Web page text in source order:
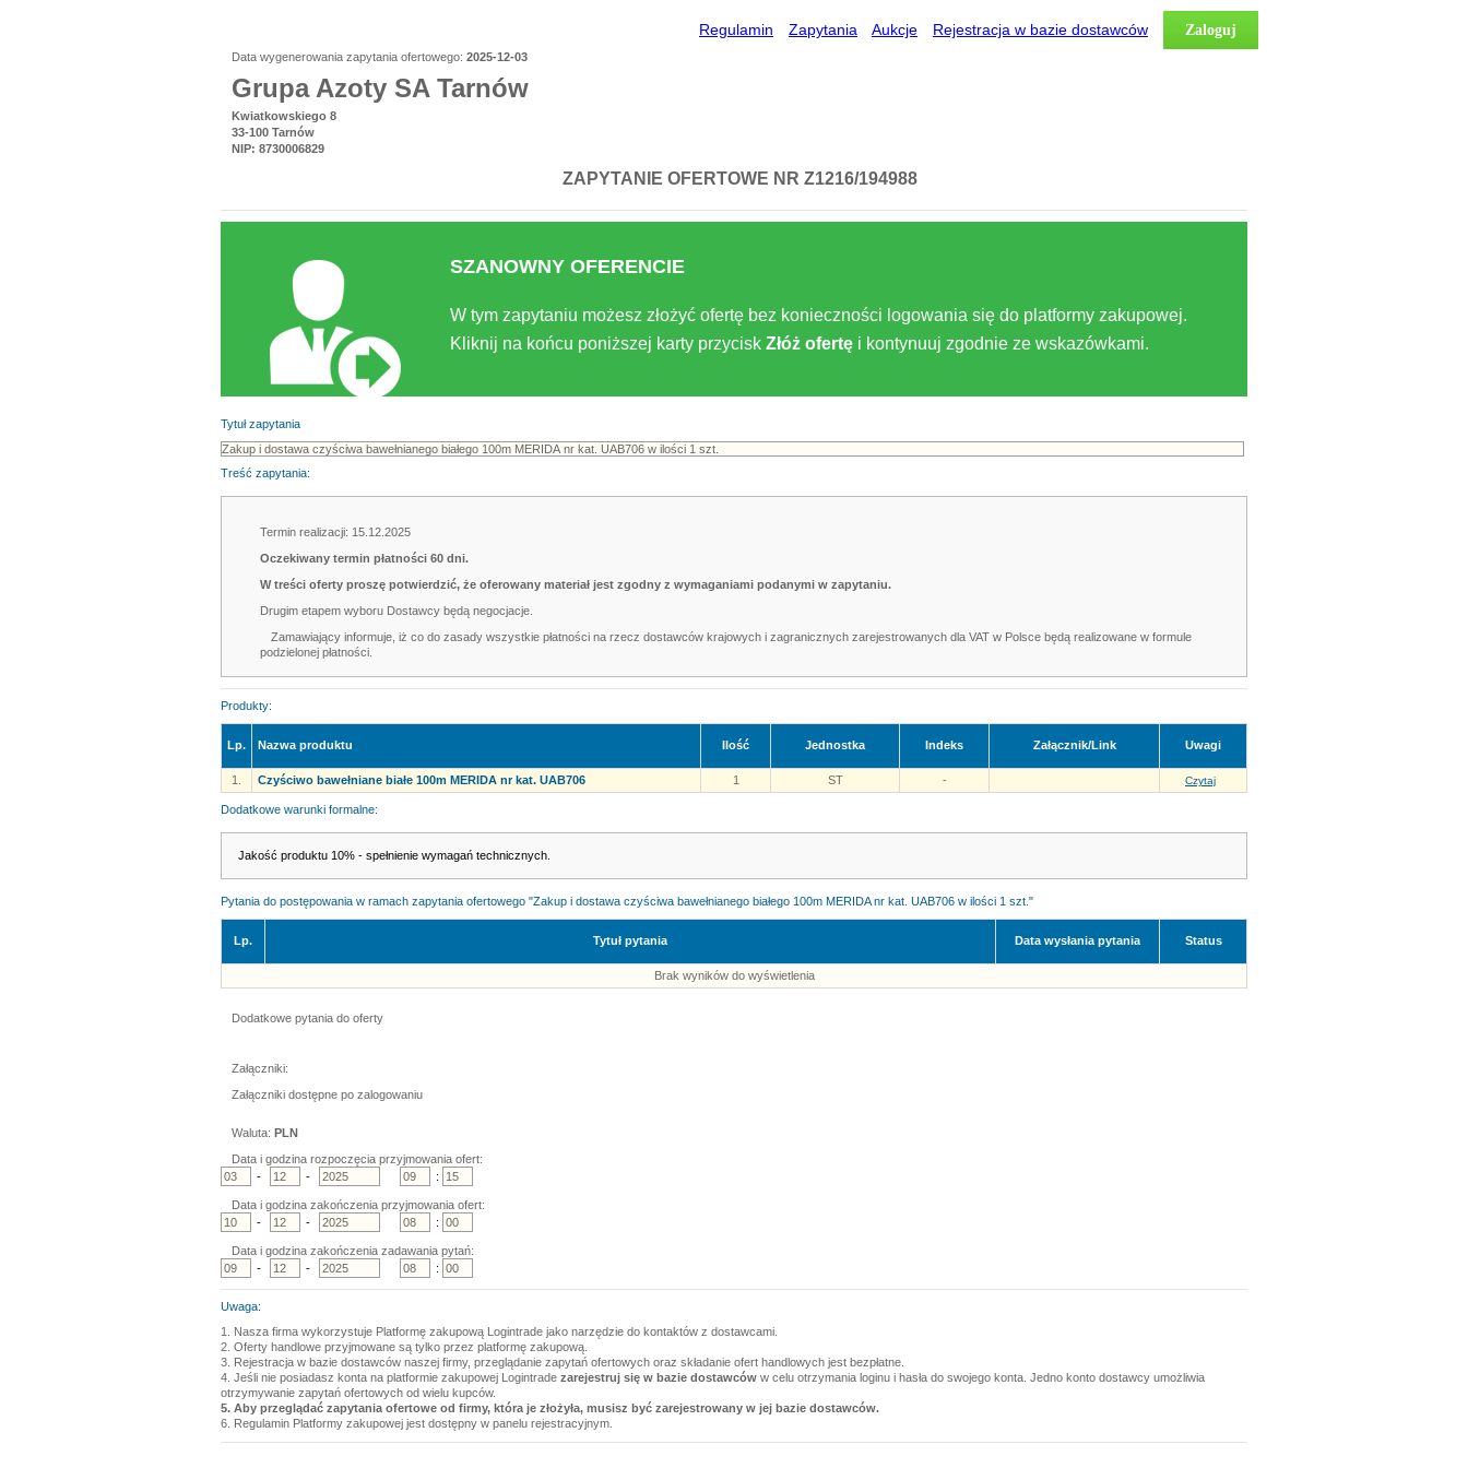
Regulamin Zapytania Aukcje Rejestracja w bazie dostawców Zaloguj
Data wygenerowania zapytania ofertowego: 2025-12-03
Grupa Azoty SA Tarnów
Kwiatkowskiego 8
33-100 Tarnów
NIP: 8730006829
ZAPYTANIE OFERTOWE NR Z1216/194988
SZANOWNY OFERENCIE
W tym zapytaniu możesz złożyć ofertę bez konieczności logowania się do platformy zakupowej.
Kliknij na końcu poniższej karty przycisk Złóż ofertę i kontynuuj zgodnie ze wskazówkami.
Tytuł zapytania
Treść zapytania:
Termin realizacji: 15.12.2025
Oczekiwany termin płatności 60 dni.
W treści oferty proszę potwierdzić, że oferowany materiał jest zgodny z wymaganiami podanymi w zapytaniu.
Drugim etapem wyboru Dostawcy będą negocjacje.
Zamawiający informuje, iż co do zasady wszystkie płatności na rzecz dostawców krajowych i zagranicznych zarejestrowanych dla VAT w Polsce będą realizowane w formule
podzielonej płatności.
Produkty:
Lp. Nazwa produktu Ilość Jednostka Indeks Załącznik/Link Uwagi
1. Czyściwo bawełniane białe 100m MERIDA nr kat. UAB706 1 ST - Czytaj
Dodatkowe warunki formalne:
Jakość produktu 10% - spełnienie wymagań technicznych.
Pytania do postępowania w ramach zapytania ofertowego "Zakup i dostawa czyściwa bawełnianego białego 100m MERIDA nr kat. UAB706 w ilości 1 szt."
Lp. Tytuł pytania Data wysłania pytania Status
Brak wyników do wyświetlenia
Dodatkowe pytania do oferty
Załączniki:
Załączniki dostępne po zalogowaniu
Waluta: PLN
Data i godzina rozpoczęcia przyjmowania ofert:
-
- :
Data i godzina zakończenia przyjmowania ofert:
-
- :
Data i godzina zakończenia zadawania pytań:
-
- :
Uwaga:
1. Nasza firma wykorzystuje Platformę zakupową Logintrade jako narzędzie do kontaktów z dostawcami.
2. Oferty handlowe przyjmowane są tylko przez platformę zakupową.
3. Rejestracja w bazie dostawców naszej firmy, przeglądanie zapytań ofertowych oraz składanie ofert handlowych jest bezpłatne.
4. Jeśli nie posiadasz konta na platformie zakupowej Logintrade zarejestruj się w bazie dostawców w celu otrzymania loginu i hasła do swojego konta. Jedno konto dostawcy umożliwia
otrzymywanie zapytań ofertowych od wielu kupców.
5. Aby przeglądać zapytania ofertowe od firmy, która je złożyła, musisz być zarejestrowany w jej bazie dostawców.
6. Regulamin Platformy zakupowej jest dostępny w panelu rejestracyjnym.